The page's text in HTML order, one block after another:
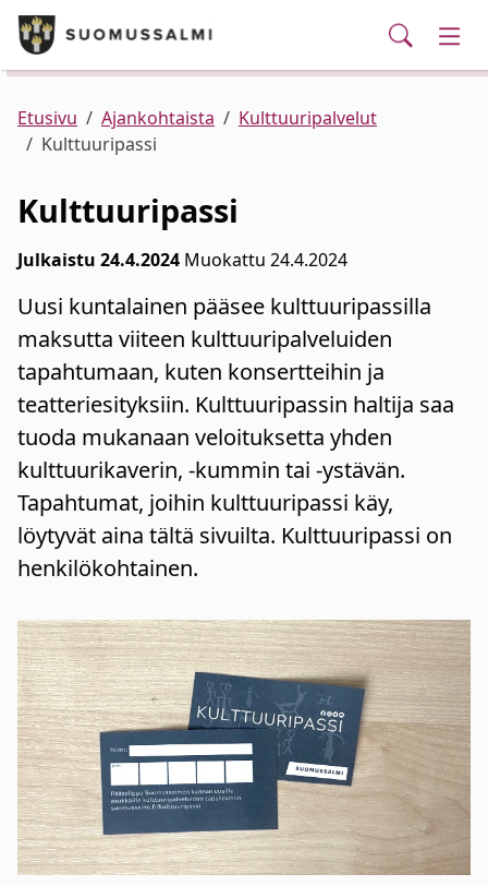
Siirry pääsisältöön
Puhelinluettelo/yhteystiedot
Palvelut
Ajankohtaista
Verkkokauppa
Haku
Kunta ja hallinto
Asuminen ja ympäristö
Elinvoima
Kulttuuri, vapaa-aika ja nuoret
Etusivu Ajankohtaista
Kulttuuripalvelut
Kulttuuripassi
Kulttuuripassi
Julkaistu 24.4.2024 Muokattu 24.4.2024
Uusi kuntalainen pääsee kulttuuripassilla
maksutta viiteen kulttuuripalveluiden
tapahtumaan, kuten konsertteihin ja
teatteriesityksiin. Kulttuuripassin haltija saa
tuoda mukanaan veloituksetta yhden
kulttuurikaverin, -kummin tai -ystävän.
Tapahtumat, joihin kulttuuripassi käy,
löytyvät aina tältä sivuilta. Kulttuuripassi on
henkilökohtainen.